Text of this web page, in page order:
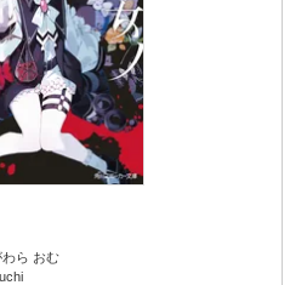
ら おむ